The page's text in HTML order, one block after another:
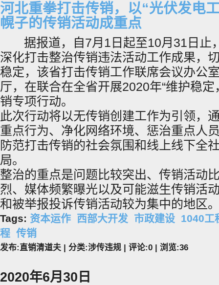
河北重拳打击传销，以“光伏发电
幌子的传销活动成重点
据报道，自7月1日起至10月31日止
深化打击整治传销违法活动工作成果，
稳定，该省打击传销工作联席会议办公
厅，在联合在全省开展2020年“维护稳
销专项行动。
此次行动将以无传销创建工作为引领，
重点行为、净化网络环境、惩治重点人
防范打击传销的社会氛围和线上线下全
局。
整治的重点是问题比较突出、传销活动
烈、媒体频繁曝光以及可能滋生传销活
和被举报投诉传销活动较为集中的地区
Tags: 资本运作 西部大开发 市政建设 1040工
程 传销
发布:直销清道夫 | 分类:涉传违规 | 评论:0 | 浏览:36
2020年6月30日